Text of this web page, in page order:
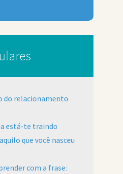
do relacionamento
está-te traindo
que você nasceu
com a frase: